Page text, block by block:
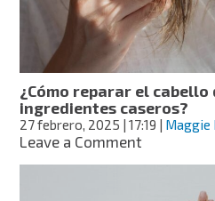
tener
una
piel
bella
y
sana?
¿Cómo reparar el cabello
ingredientes caseros?
27 febrero, 2025 | 17:19 | Maggie
Leave a Commenton